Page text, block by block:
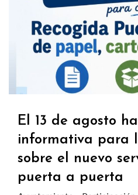
El 13 de agosto
informativa para
sobre el nuevo
puerta a puerta